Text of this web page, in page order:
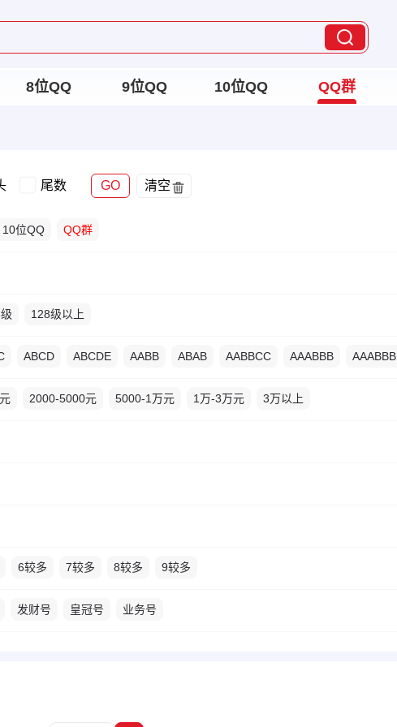
8位QQ 9位QQ 10位QQ QQ群
尾数 GO 清空
10位QQ QQ群
128级以上
ABCD ABCDE AABB ABAB AABBCC AAABBB AAABBB
2000-5000元 5000-1万元 1万-3万元 3万以上
6较多 7较多 8较多 9较多
发财号 皇冠号 业务号